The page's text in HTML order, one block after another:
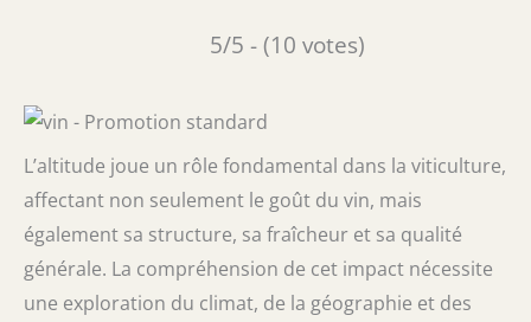
5/5 - (10 votes)
L’altitude joue un rôle fondamental dans la viticulture,
affectant non seulement le goût du vin, mais
également sa structure, sa fraîcheur et sa qualité
générale. La compréhension de cet impact nécessite
une exploration du climat, de la géographie et des